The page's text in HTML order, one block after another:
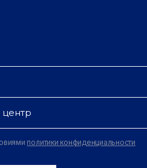
политики конфиденциальности